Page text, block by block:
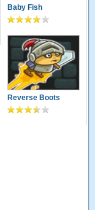
Baby Fish
Reverse Boots